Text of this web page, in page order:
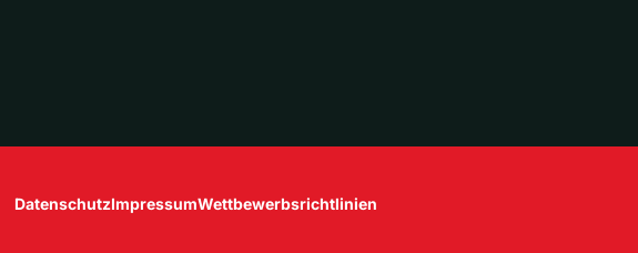
DatenschutzImpressumWettbewerbsrichtlinien